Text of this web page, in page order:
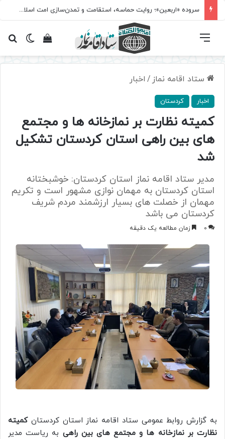
سروده‌ «اربعین»؛ روایت حماسه، استقامت و تمدن‌سازی امت اسلامی
تغییرمشاهده فهرست
ستاد اقامه نماز / اخبار
اخبار کردستان
کمیته نظارت بر نمازخانه ها و مجتمع
های بین راهی استان کردستان تشکیل
شد
مدیر ستاد اقامه نماز استان کردستان: خوشبختانه
استان کردستان به مهمان نوازی مشهور است و تکریم
مهمان از خصلت های بسیار ارزشمند مردم شریف
کردستان می باشد
0 زمان مطالعه یک دقیقه
به گزارش روابط عمومی ستاد اقامه نماز استان کردستانکمیته
نظارت بر نمازخانه ها و مجتمع های بین راهی به ریاست مدیر